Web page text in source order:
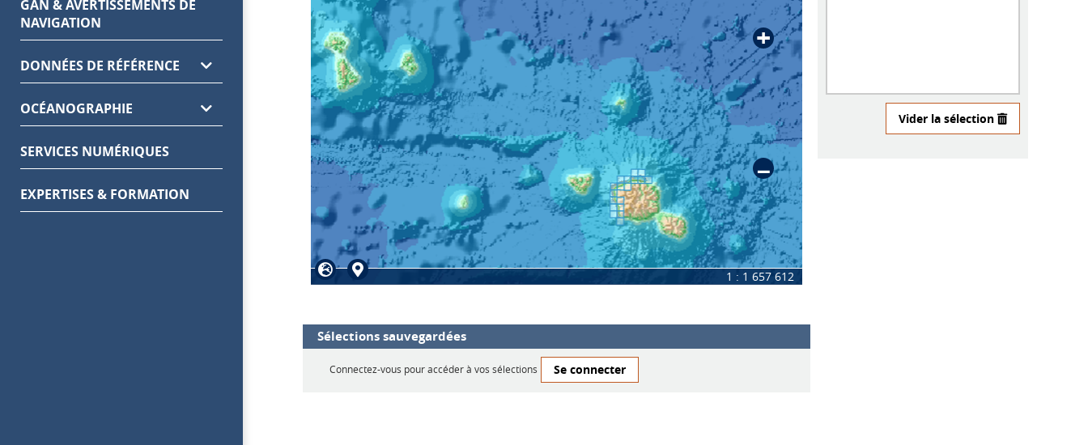
GAN & AVERTISSEMENTS DE
NAVIGATION
DONNÉES DE RÉFÉRENCE
OCÉANOGRAPHIE
SERVICES NUMÉRIQUES
EXPERTISES & FORMATION
+
−
1 : 1 657 612
Sélections sauvegardées
Connectez-vous pour accéder à vos sélections Se connecter
Vider la sélection